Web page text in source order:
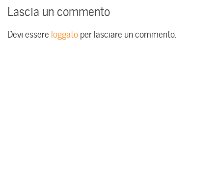
Lascia un commento
Devi essere loggatoper lasciare un commento.